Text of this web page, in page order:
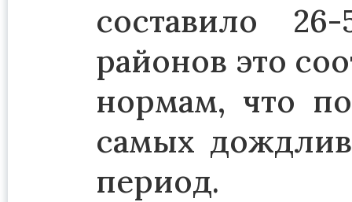
составило
районов это
нормам, что
самых
период.